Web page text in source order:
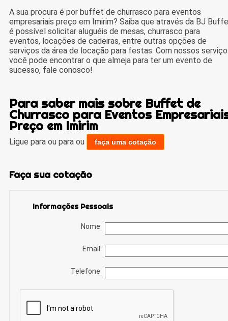
A sua procura é por buffet de churrasco para eventos
empresariais preço em Imirim? Saiba que através da BJ
é possível solicitar aluguéis de mesas, churrasco para
eventos, locações de cadeiras, entre outras opções de
serviços da área de locação para festas. Com nossos
você pode encontrar o que almeja para ter um evento de
sucesso, fale conosco!
Para saber mais sobre Buffet de
Churrasco para Eventos
Preço em Imirim
Ligue para ou para ou faça uma cotação
Faça sua cotação
Informações Pessoais
Nome:
Email:
Telefone: